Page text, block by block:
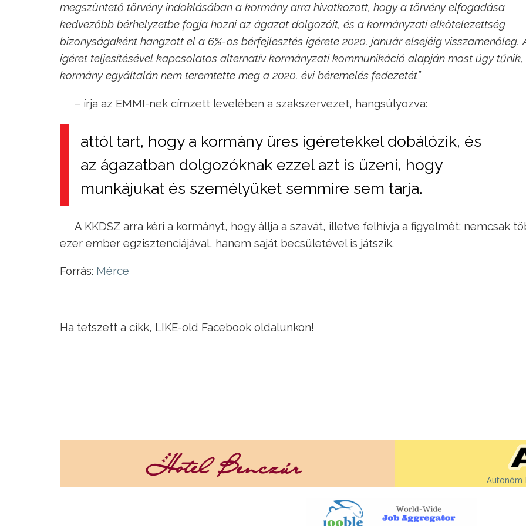
megszüntető törvény indoklásában a kormány arra hivatkozott, hogy a törvény elfogadása
kedvezőbb bérhelyzetbe fogja hozni az ágazat dolgozóit, és a kormányzati elkötelezettség
bizonyságaként hangzott el a 6%-os bérfejlesztés ígérete 2020. január elsejéig visszamenőleg.
ígéret teljesítésével kapcsolatos alternatív kormányzati kommunikáció alapján most úgy tűnik,
kormány egyáltalán nem teremtette meg a 2020. évi béremelés fedezetét”
– írja az EMMI-nek címzett levelében a szakszervezet, hangsúlyozva:
attól tart, hogy a kormány üres ígéretekkel dobálózik, és
az ágazatban dolgozóknak ezzel azt is üzeni, hogy
munkájukat és személyüket semmire sem tarja.
A KKDSZ arra kéri a kormányt, hogy állja a szavát, illetve felhívja a figyelmét: nemcsak
ezer ember egzisztenciájával, hanem saját becsületével is játszik.
Forrás: Mérce
Ha tetszett a cikk, LIKE-old Facebook oldalunkon!
Autonóm